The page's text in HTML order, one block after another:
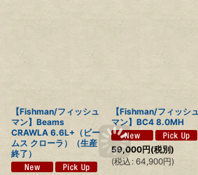
【Fishman/フィッシュ
マン】Beams
CRAWLA 6.6L+（ビー
ムス クローラ）（生産
終了）
【Fishman/フィッシュ
マン】BC4 8.0MH
59,000円(税別)
(税込 : 64,900円)